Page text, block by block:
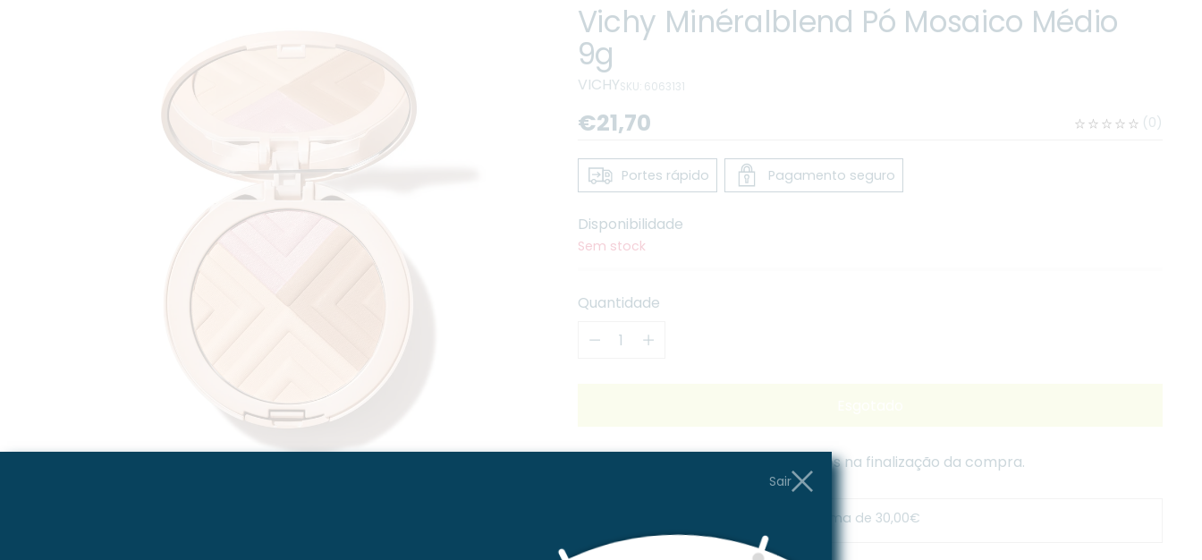
Vichy Minéralblend Pó Mosaico Médio
9g
VICHYSKU: 6063131
Preço
regular
€21,70 (0)
Portes rápido Pagamento seguro
Disponibilidade
Sem stock
Quantidade
Quantidade
serão calculados na finalização da compra.
Portes grátis para compras acima de 30,00€
Sair